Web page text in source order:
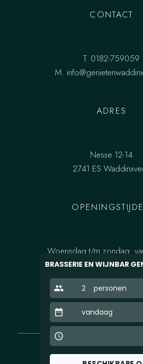
BRASSERIE EN WIJNBAR
people 2 personen
date_range vandaag
access_time
CONTACT
T. 0182-759059
M.
ADRES
Nesse 12-14
2741 ES
Woensdag t/m zondag:
FACEBOOK